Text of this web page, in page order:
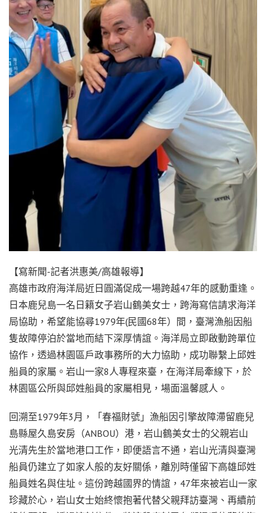
【寫新聞-記者洪惠美/高雄報導】
高雄市政府海洋局近日圓滿促成一場跨越47年的感動重逢。
日本鹿兒島一名日籍女子岩山鶴美女士，跨海寫信請求海洋
局協助，希望能協尋1979年(民國68年）間，臺灣漁船因船
隻故障停泊於當地而結下深厚情誼。海洋局立即啟動跨單位
協作，透過林園區戶政事務所的大力協助，成功聯繫上邱姓
船員的家屬。岩山一家8人專程來臺，在海洋局牽線下，於
林園區公所與邱姓船員的家屬相見，場面溫馨感人。
回溯至1979年3月，「春福財號」漁船因引擎故障滯留鹿兒
島縣屋久島安房（ANBOU）港，岩山鶴美女士的父親岩山
光清先生於當地港口工作，即便語言不通，岩山光清與臺灣
船員仍建立了如家人般的友好關係，離別時僅留下高雄邱姓
船員姓名與住址。這份跨越國界的情誼，47年來被岩山一家
珍藏於心，岩山女士始終懷抱著代替父親拜訪臺灣、再續前